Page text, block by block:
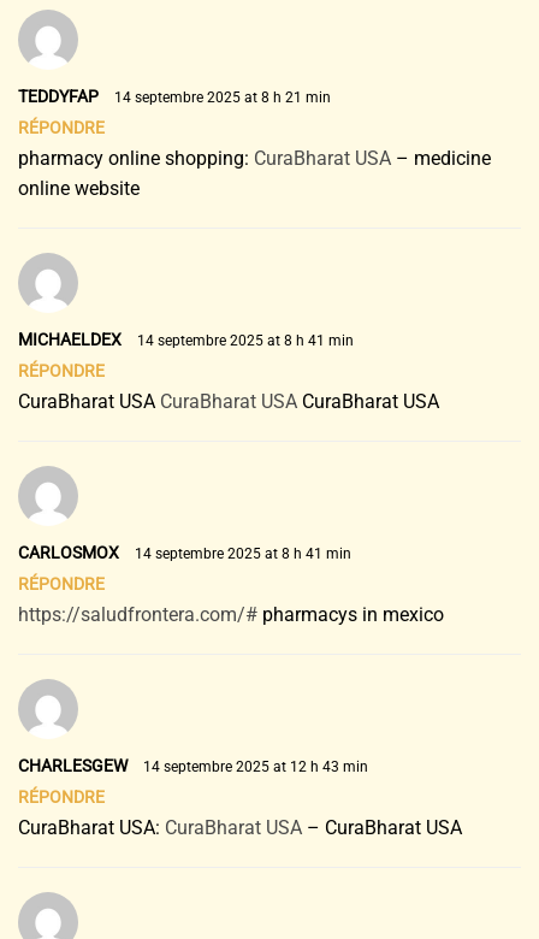
TEDDYFAP 14 septembre 2025 at 8 h 21 min
RÉPONDRE
pharmacy online shopping: CuraBharat USA – medicine
online website
MICHAELDEX 14 septembre 2025 at 8 h 41 min
RÉPONDRE
CuraBharat USA CuraBharat USA CuraBharat USA
CARLOSMOX 14 septembre 2025 at 8 h 41 min
RÉPONDRE
https://saludfrontera.com/# pharmacys in mexico
CHARLESGEW 14 septembre 2025 at 12 h 43 min
RÉPONDRE
CuraBharat USA: CuraBharat USA – CuraBharat USA